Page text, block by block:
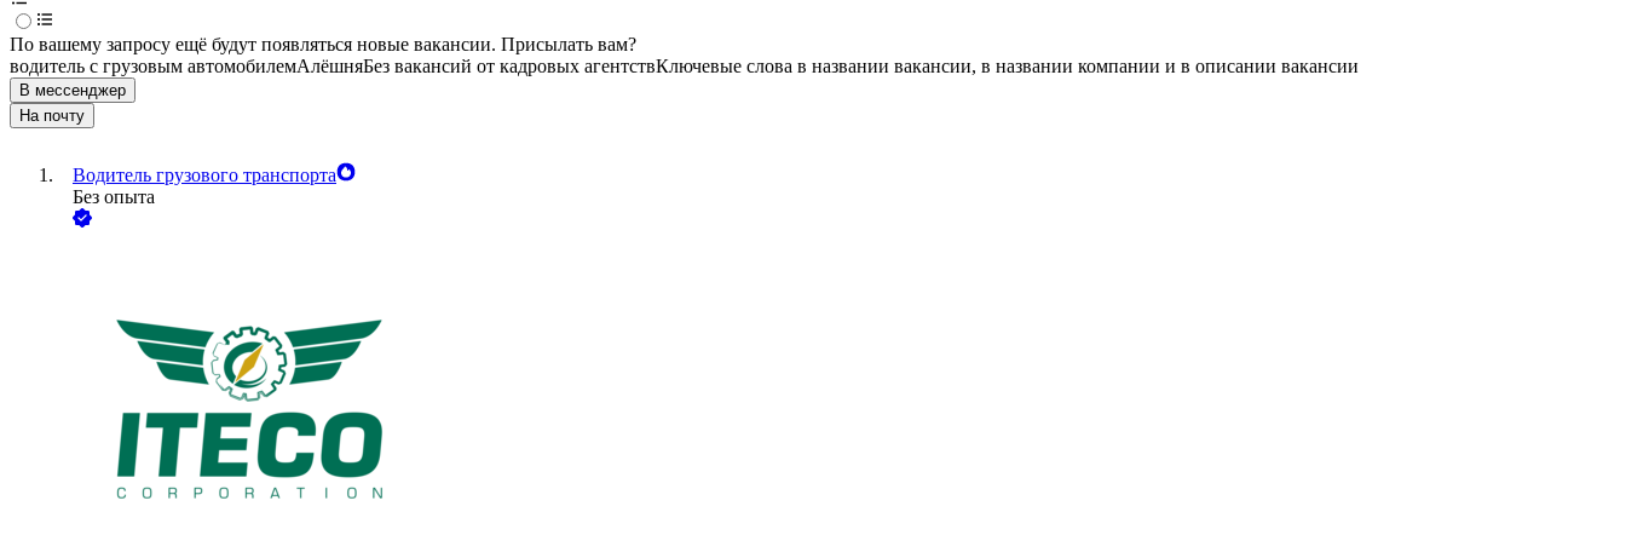
По вашему запросу ещё будут появляться новые вакансии. Присылать вам?
водитель с грузовым автомобилемАлёшняБез вакансий от кадровых агентствКлючевые слова в названии вакансии, в названии компании и в описании вакансии
В мессенджер
На почту
Водитель грузового транспорта
Без опыта